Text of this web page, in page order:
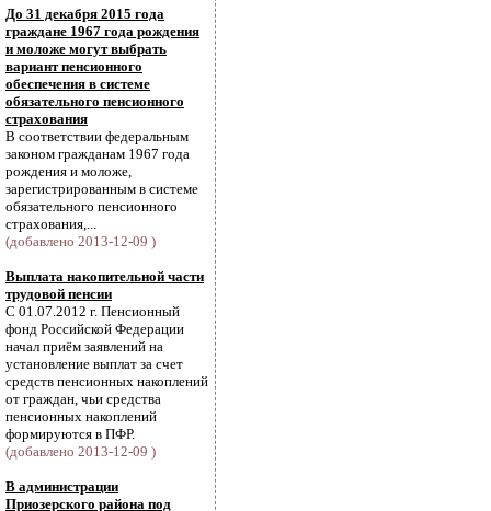
До 31 декабря 2015 года
граждане 1967 года рождения
и моложе могут выбрать
вариант пенсионного
обеспечения в системе
обязательного пенсионного
страхования
В соответствии федеральным
законом гражданам 1967 года
рождения и моложе,
зарегистрированным в системе
обязательного пенсионного
страхования,...
(добавлено 2013-12-09 )
Выплата накопительной части
трудовой пенсии
С 01.07.2012 г. Пенсионный
фонд Российской Федерации
начал приём заявлений на
установление выплат за счет
средств пенсионных накоплений
от граждан, чьи средства
пенсионных накоплений
формируются в ПФР.
(добавлено 2013-12-09 )
В администрации
Приозерского района под